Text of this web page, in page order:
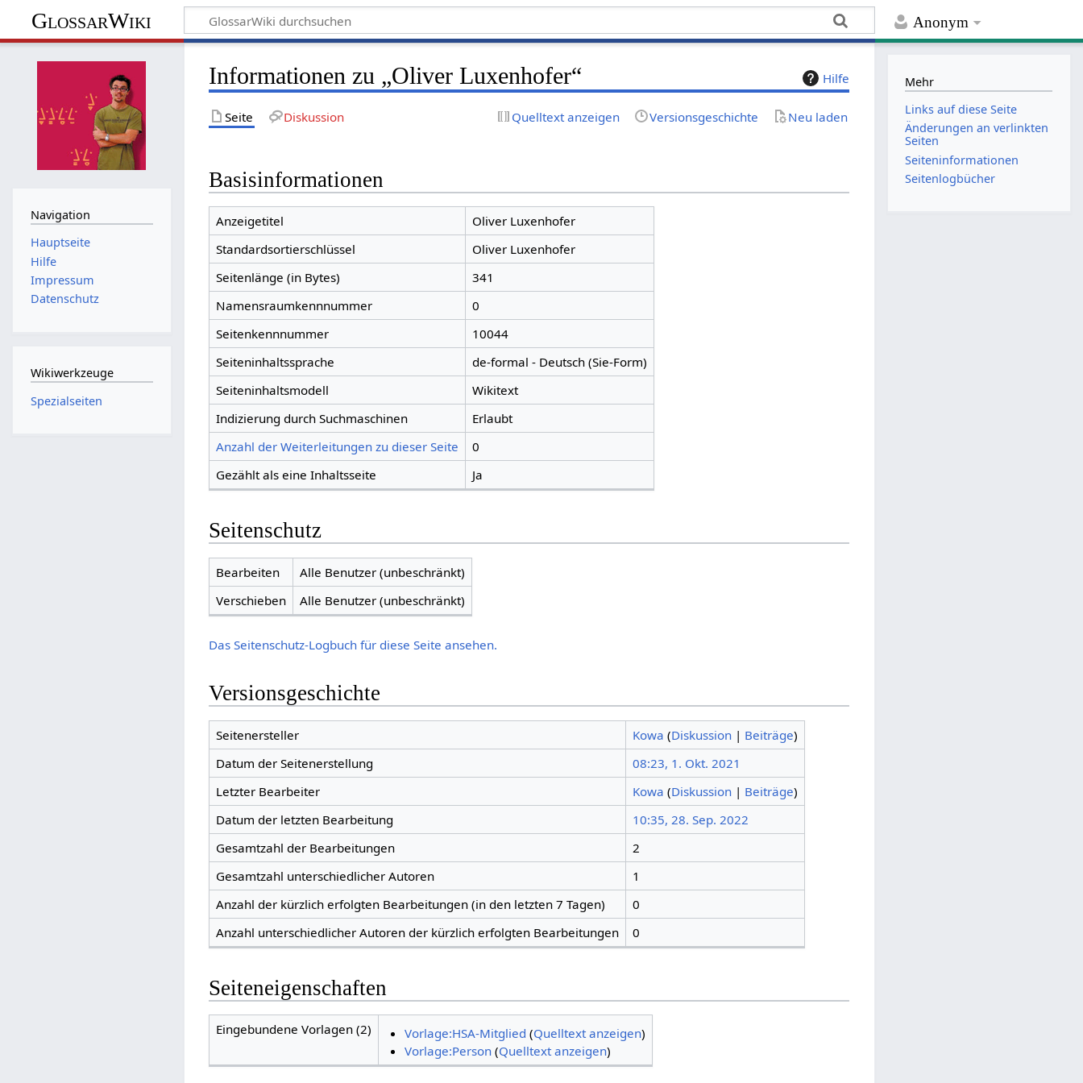
Anonym
GlossarWiki
Hilfe
Informationen zu „Oliver Luxenhofer“
Seite Diskussion Quelltext anzeigen Versionsgeschichte Neu laden
Basisinformationen
Anzeigetitel
Oliver Luxenhofer
Standardsortierschlüssel
Oliver Luxenhofer
Seitenlänge (in Bytes)
341
Namensraumkennnummer
0
Seitenkennnummer
10044
Seiteninhaltssprache
de-formal - Deutsch (Sie-Form)
Seiteninhaltsmodell
Wikitext
Indizierung durch Suchmaschinen
Erlaubt
Anzahl der Weiterleitungen zu dieser Seite
0
Gezählt als eine Inhaltsseite
Ja
Seitenschutz
Bearbeiten
Alle Benutzer (unbeschränkt)
Verschieben
Alle Benutzer (unbeschränkt)
Das Seitenschutz-Logbuch für diese Seite ansehen.
Versionsgeschichte
Seitenersteller Kowa (Diskussion| Beiträge)
Datum der Seitenerstellung
08:23, 1. Okt. 2021
Letzter Bearbeiter
Kowa (Diskussion| Beiträge)
Datum der letzten Bearbeitung
10:35, 28. Sep. 2022
Gesamtzahl der Bearbeitungen
2
Gesamtzahl unterschiedlicher Autoren
1
Anzahl der kürzlich erfolgten Bearbeitungen (in den letzten 7 Tagen)
0
Anzahl unterschiedlicher Autoren der kürzlich erfolgten Bearbeitungen
0
Seiteneigenschaften
Eingebundene Vorlagen (2) Vorlage:HSA-Mitglied (Quelltext anzeigen)
Vorlage:Person (Quelltext anzeigen)
Navigation
Hauptseite
Hilfe
Impressum
Datenschutz
Wikiwerkzeuge
Spezialseiten
Mehr
Links auf diese Seite
Änderungen an verlinkten
Seiten
Seiten­­informationen
Seitenlogbücher